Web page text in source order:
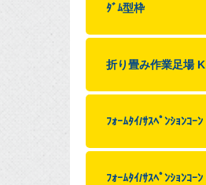
ﾀﾞﾑ型枠
折り畳み作業足場 K
ﾌｫｰﾑﾀｲ/ｻｽﾍﾟﾝｼｮﾝｺｰﾝ
ﾌｫｰﾑﾀｲ/ｻｽﾍﾟﾝｼｮﾝｺｰﾝ